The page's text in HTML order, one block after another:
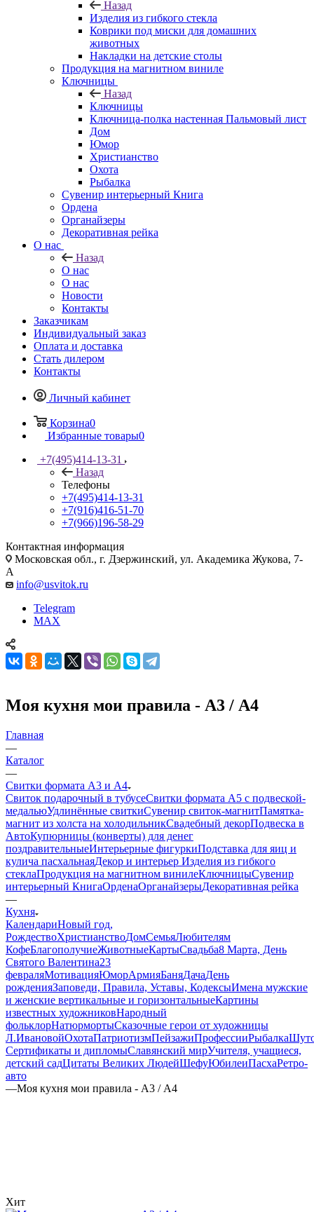
Назад
Изделия из гибкого стекла
Коврики под миски для домашних
животных
Накладки на детские столы
Продукция на магнитном виниле
Ключницы
Назад
Ключницы
Ключница-полка настенная Пальмовый лист
Дом
Юмор
Христианство
Охота
Рыбалка
Сувенир интерьерный Книга
Ордена
Органайзеры
Декоративная рейка
О нас
Назад
О нас
О нас
Новости
Контакты
Заказчикам
Индивидуальный заказ
Оплата и доставка
Стать дилером
Контакты
Личный кабинет
Корзина0
Избранные товары0
+7(495)414-13-31
Назад
Телефоны
+7(495)414-13-31
+7(916)416-51-70
+7(966)196-58-29
Контактная информация
Московская обл., г. Дзержинский, ул. Академика Жукова, 7-
А
info@usvitok.ru
Telegram
MAX
Моя кухня мои правила - А3 / А4
Главная
—
Каталог
—
Свитки формата А3 и А4
Свиток подарочный в тубусеСвитки формата А5 с подвеской-
медальюУдлинённые свиткиСувенир свиток-магнитПамятка-
магнит из холста на холодильникСвадебный декорПодвеска в
АвтоКупюрницы (конверты) для денег
поздравительныеИнтерьерные фигуркиПодставка для яиц и
кулича пасхальнаяДекор и интерьер Изделия из гибкого
стеклаПродукция на магнитном винилеКлючницыСувенир
интерьерный КнигаОрденаОрганайзерыДекоративная рейка
—
Кухня
КалендариНовый год,
РождествоХристианствоДомСемьяЛюбителям
КофеБлагополучиеЖивотныеКартыСвадьба8 Марта, День
Святого Валентина23
февраляМотивацияЮморАрмияБаняДачаДень
рожденияЗаповеди, Правила, Уставы, КодексыИмена мужские
и женские вертикальные и горизонтальныеКартины
известных художниковНародный
фольклорНатюрмортыСказочные герои от художницы
Л.ИвановойОхотаПатриотизмПейзажиПрофессииРыбалка
Сертификаты и дипломыСлавянский мирУчителя, учащиеся,
детский садЦитаты Великих ЛюдейШефуЮбилеиПасхаРетро-
авто
—Моя кухня мои правила - А3 / А4
Хит